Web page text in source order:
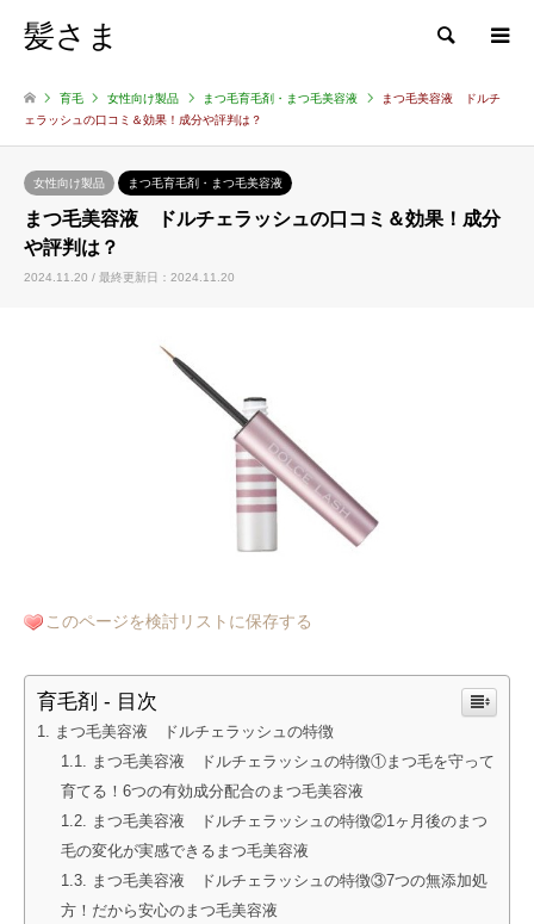
髪さま 検索
育毛 女性向け製品 まつ毛育毛剤・まつ毛美容液
まつ毛美容液 ドルチ
ェラッシュの口コミ＆効果！成分や評判は？
女性向け製品 まつ毛育毛剤・まつ毛美容液
まつ毛美容液 ドルチェラッシュの口コミ＆効果！成分
や評判は？
2024.11.20 / 最終更新日：2024.11.20
このページを検討リストに保存する
育毛剤 - 目次
まつ毛美容液 ドルチェラッシュの特徴
まつ毛美容液 ドルチェラッシュの特徴①まつ毛を守って
育てる！6つの有効成分配合のまつ毛美容液
まつ毛美容液 ドルチェラッシュの特徴②1ヶ月後のまつ
毛の変化が実感できるまつ毛美容液
まつ毛美容液 ドルチェラッシュの特徴③7つの無添加処
方！だから安心のまつ毛美容液